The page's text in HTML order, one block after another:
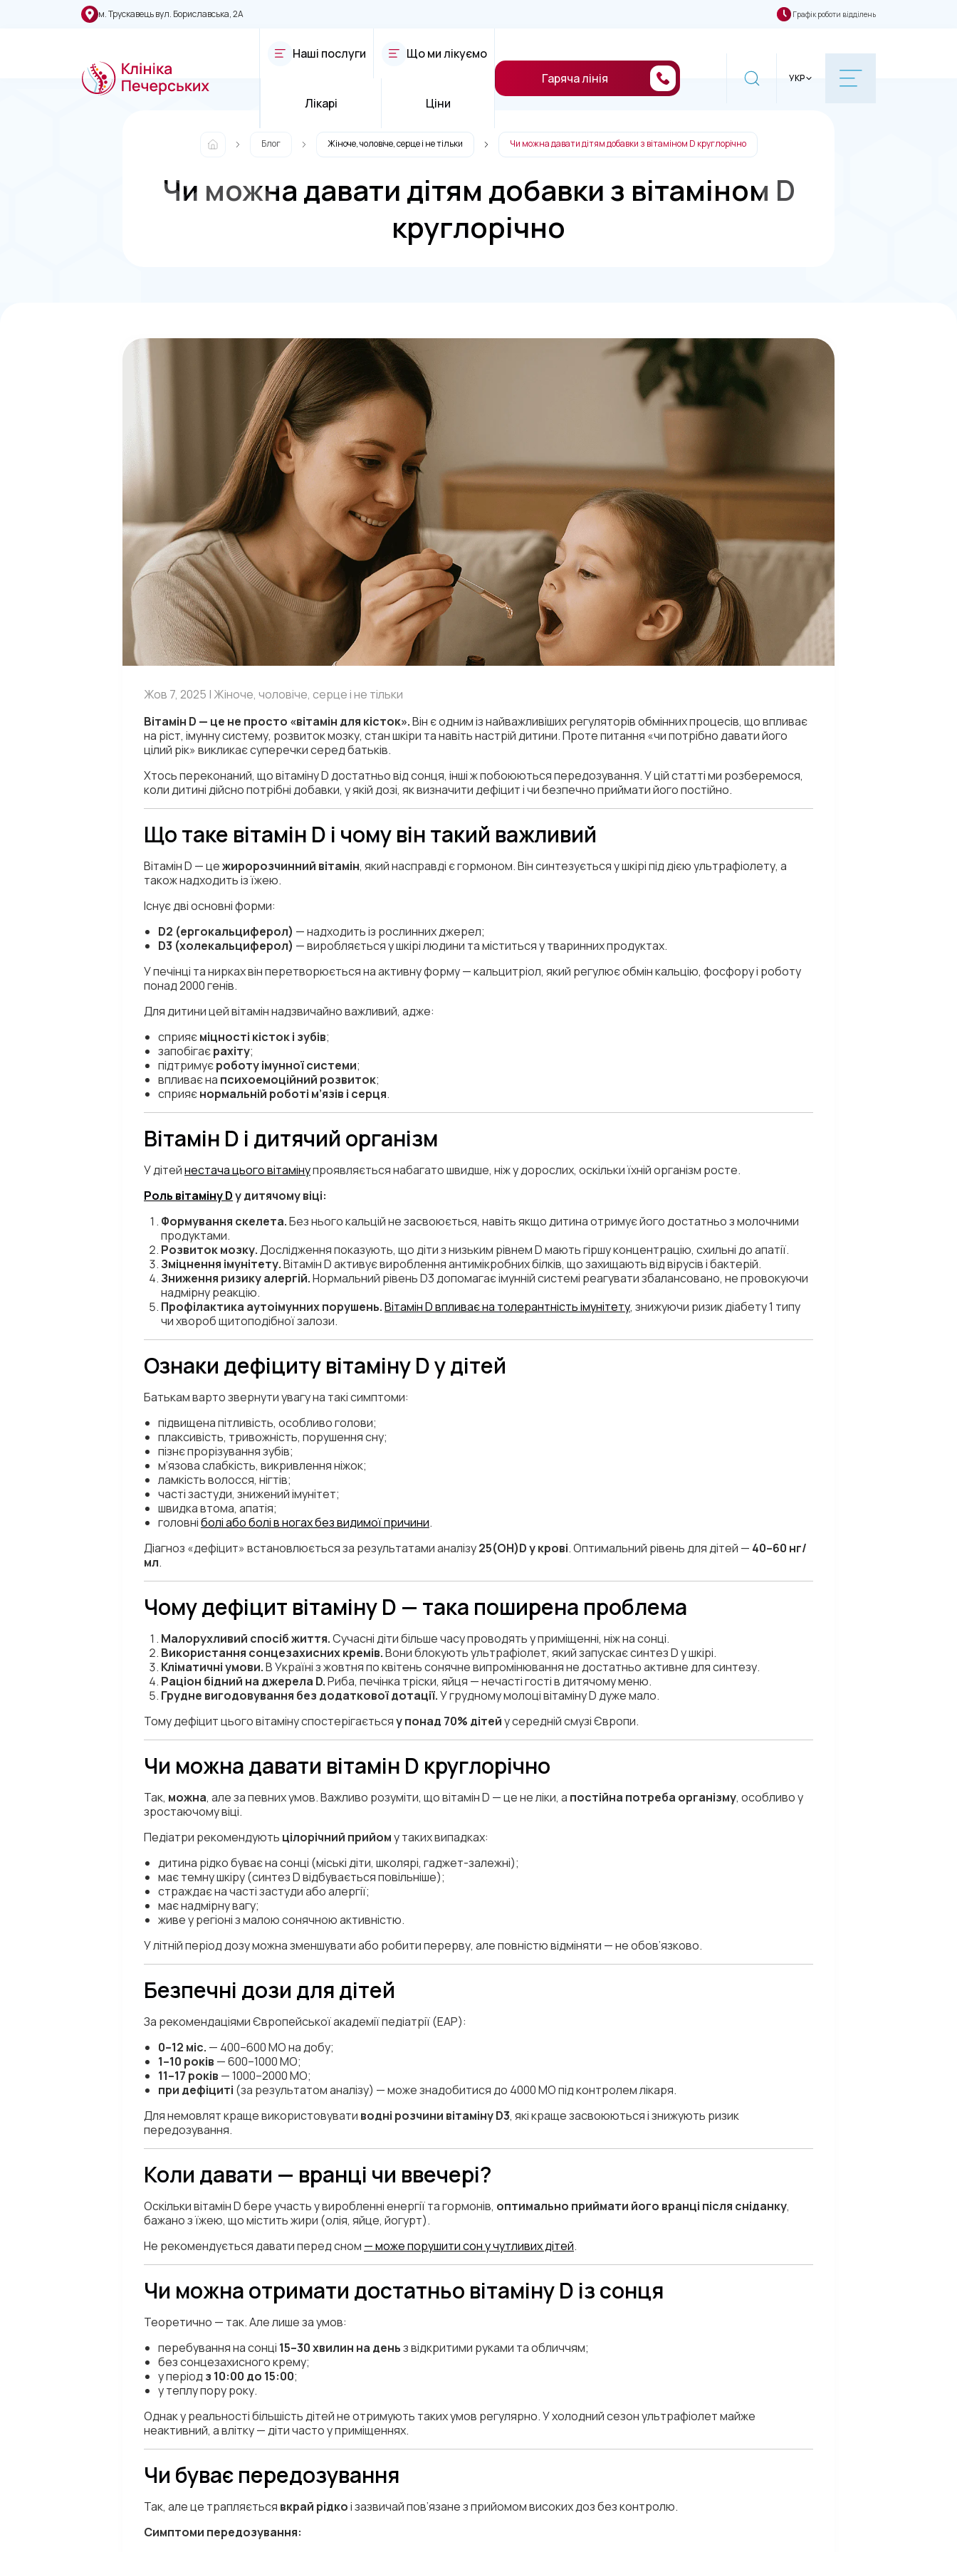
м. Трускавець вул. Бориславська, 2А Графік роботи відділень
Наші послуги Що ми лікуємо
Лікарі Ціни
Гаряча лінія УКР
Блог Жіноче, чоловіче, серце і не тільки Чи можна давати дітям добавки з вітаміном D круглорічно
Чи можна давати дітям добавки з вітаміном D
круглорічно
Жов 7, 2025 | Жіноче, чоловіче, серце і не тільки
Вітамін D — це не просто «вітамін для кісток».Він є одним із найважливіших регуляторів обмінних процесів, що впливає
на ріст, імунну систему, розвиток мозку, стан шкіри та навіть настрій дитини. Проте питання «чи потрібно давати його
цілий рік» викликає суперечки серед батьків.
Хтось переконаний, що вітаміну D достатньо від сонця, інші ж побоюються передозування. У цій статті ми розберемося,
коли дитині дійсно потрібні добавки, у якій дозі, як визначити дефіцит і чи безпечно приймати його постійно.
Що таке вітамін D і чому він такий важливий
Вітамін D — цежиророзчинний вітамін, який насправді є гормоном. Він синтезується у шкірі під дією ультрафіолету, а
також надходить із їжею.
Існує дві основні форми:
D2 (ергокальциферол) — надходить із рослинних джерел;
D3 (холекальциферол) — виробляється у шкірі людини та міститься у тваринних продуктах.
У печінці та нирках він перетворюється на активну форму — кальцитріол, який регулює обмін кальцію, фосфору і роботу
понад 2000 генів.
Для дитини цей вітамін надзвичайно важливий, адже:
сприяєміцності кісток і зубів;
запобігаєрахіту;
підтримуєроботу імунної системи;
впливає на психоемоційний розвиток;
сприяєнормальній роботі м’язів і серця.
Вітамін D і дитячий організм
У дітейнестача цього вітамінупроявляється набагато швидше, ніж у дорослих, оскільки їхній організм росте.
Роль вітаміну Dу дитячому віці:
Формування скелета.Без нього кальцій не засвоюється, навіть якщо дитина отримує його достатньо з молочними
продуктами.
Розвиток мозку.Дослідження показують, що діти з низьким рівнем D мають гіршу концентрацію, схильні до апатії.
Зміцнення імунітету.Вітамін D активує вироблення антимікробних білків, що захищають від вірусів і бактерій.
Зниження ризику алергій.Нормальний рівень D3 допомагає імунній системі реагувати збалансовано, не провокуючи
надмірну реакцію.
Профілактика аутоімунних порушень.Вітамін D впливає на толерантність імунітету, знижуючи ризик діабету 1 типу
чи хвороб щитоподібної залози.
Ознаки дефіциту вітаміну D у дітей
Батькам варто звернути увагу на такі симптоми:
підвищена пітливість, особливо голови;
плаксивість, тривожність, порушення сну;
пізнє прорізування зубів;
м’язова слабкість, викривлення ніжок;
ламкість волосся, нігтів;
часті застуди, знижений імунітет;
швидка втома, апатія;
головніболі або болі в ногах без видимої причини.
Діагноз «дефіцит» встановлюється за результатами аналізу25(ОН)D у крові. Оптимальний рівень для дітей — 40–60 нг/
мл.
Чому дефіцит вітаміну D — така поширена проблема
Малорухливий спосіб життя.Сучасні діти більше часу проводять у приміщенні, ніж на сонці.
Використання сонцезахисних кремів.Вони блокують ультрафіолет, який запускає синтез D у шкірі.
Кліматичні умови.В Україні з жовтня по квітень сонячне випромінювання не достатньо активне для синтезу.
Раціон бідний на джерела D.Риба, печінка тріски, яйця — нечасті гості в дитячому меню.
Грудне вигодовування без додаткової дотації.У грудному молоці вітаміну D дуже мало.
Тому дефіцит цього вітаміну спостерігаєтьсяу понад 70% дітейу середній смузі Європи.
Чи можна давати вітамін D круглорічно
Так, можна, але за певних умов. Важливо розуміти, що вітамін D — це не ліки, а постійна потреба організму, особливо у
зростаючому віці.
Педіатри рекомендують цілорічний прийому таких випадках:
дитина рідко буває на сонці (міські діти, школярі, гаджет-залежні);
має темну шкіру (синтез D відбувається повільніше);
страждає на часті застуди або алергії;
має надмірну вагу;
живе у регіоні з малою сонячною активністю.
У літній період дозу можна зменшувати або робити перерву, але повністю відміняти — не обов’язково.
Безпечні дози для дітей
За рекомендаціями Європейської академії педіатрії (EAP):
0–12 міс. — 400–600 МО на добу;
1–10 років — 600–1000 МО;
11–17 років — 1000–2000 МО;
при дефіциті (за результатом аналізу) — може знадобитися до 4000 МО під контролем лікаря.
Для немовлят краще використовувати водні розчини вітаміну D3, які краще засвоюються і знижують ризик
передозування.
Коли давати — вранці чи ввечері?
Оскільки вітамін D бере участь у виробленні енергії та гормонів, оптимально приймати його вранці після сніданку,
бажано з їжею, що містить жири (олія, яйце, йогурт).
Не рекомендується давати перед сном — може порушити сон у чутливих дітей.
Чи можна отримати достатньо вітаміну D із сонця
Теоретично — так. Але лише за умов:
перебування на сонці 15–30 хвилин на деньз відкритими руками та обличчям;
без сонцезахисного крему;
у період з 10:00 до 15:00;
у теплу пору року.
Однак у реальності більшість дітей не отримують таких умов регулярно. У холодний сезон ультрафіолет майже
неактивний, а влітку — діти часто у приміщеннях.
Чи буває передозування
Так, але це трапляється вкрай рідкоі зазвичай пов’язане з прийомом високих доз без контролю.
Симптоми передозування: